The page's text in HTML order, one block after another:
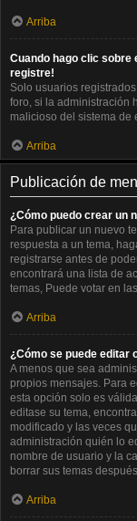
Arriba
Cuando hago clic sobre
registre!
Solo usuarios
foro, si la administración
malicioso del sistema de
Arriba
Publicación de
¿Cómo puedo crear un
Para publicar un nuevo
respuesta a un tema,
registrarse antes de
encontrará una lista de
temas, Puede votar en
Arriba
¿Cómo se puede editar
A menos que sea
propios mensajes. Para
esta opción solo es
editase su tema,
modificado y las veces
administración quién lo
nombre de usuario y la
borrar sus temas
Arriba